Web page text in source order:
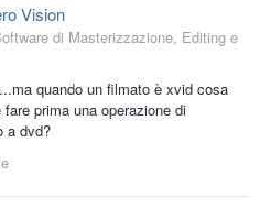
Vision
di Masterizzazione, Editing e
quando un filmato è xvid cosa
prima una operazione di
a dvd?